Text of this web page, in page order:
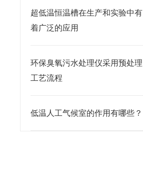
超低温恒温槽在生产和实验中有
着广泛的应用
环保臭氧污水处理仪采用预处理
工艺流程
低温人工气候室的作用有哪些？